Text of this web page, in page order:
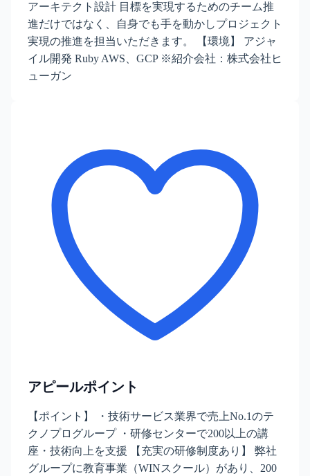
アーキテクト設計 目標を実現するためのチーム推
進だけではなく、自身でも手を動かしプロジェクト
実現の推進を担当いただきます。 【環境】 アジャ
イル開発 Ruby AWS、GCP ※紹介会社：株式会社ヒ
ューガン
アピールポイント
【ポイント】 ・技術サービス業界で売上No.1のテ
クノプログループ ・研修センターで200以上の講
座・技術向上を支援 【充実の研修制度あり】 弊社
グループに教育事業（WINスクール）があり、200